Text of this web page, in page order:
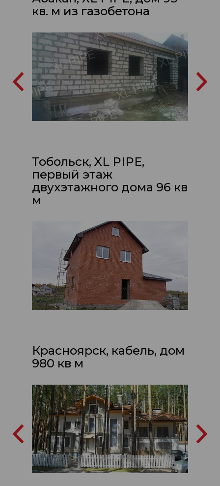
кв. м из газобетона
Тобольск, XL PIPE,
первый этаж
двухэтажного дома 96 кв
м
Красноярск, кабель, дом
980 кв м